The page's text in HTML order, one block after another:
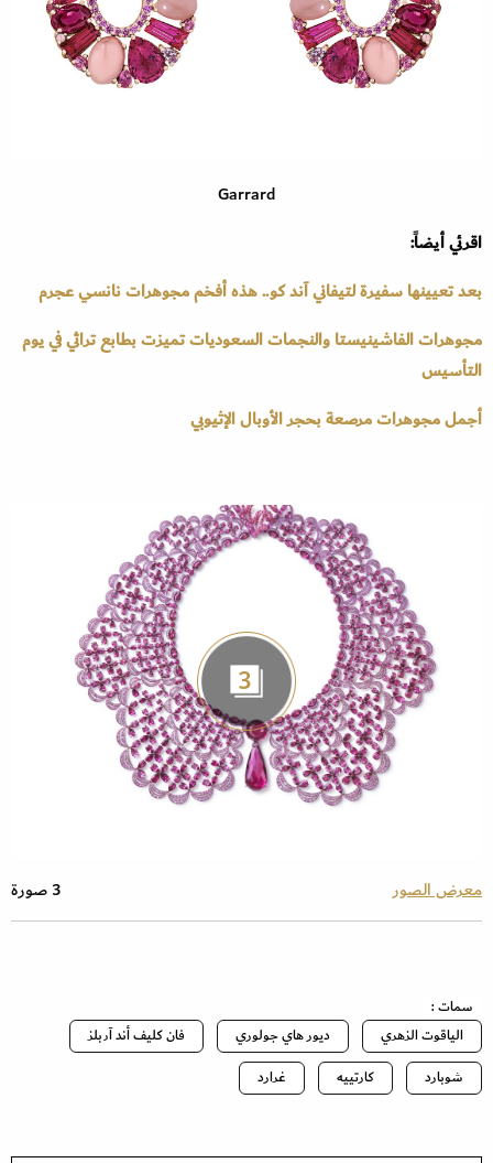
Garrard
اقرئي أيضاً:
بعد تعيينها سفيرة لتيفاني آند كو.. هذه أفخم مجوهرات نانسي عجرم
مجوهرات الفاشينيستا والنجمات السعوديات تميزت بطابع تراثي في يوم
التأسيس
أجمل مجوهرات مرصعة بحجر الأوبال الإثيوبي
3
معرض الصور 3 صورة
سمات :
الياقوت الزهري
ديور هاي جولوري
فان كليف أند آربلز
شوبارد
كارتييه غرارد